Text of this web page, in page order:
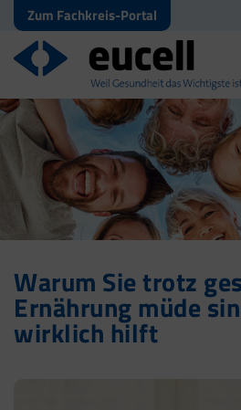
Zum Fachkreis-Portal
Warum Sie trotz
Ernährung müde
wirklich hilft